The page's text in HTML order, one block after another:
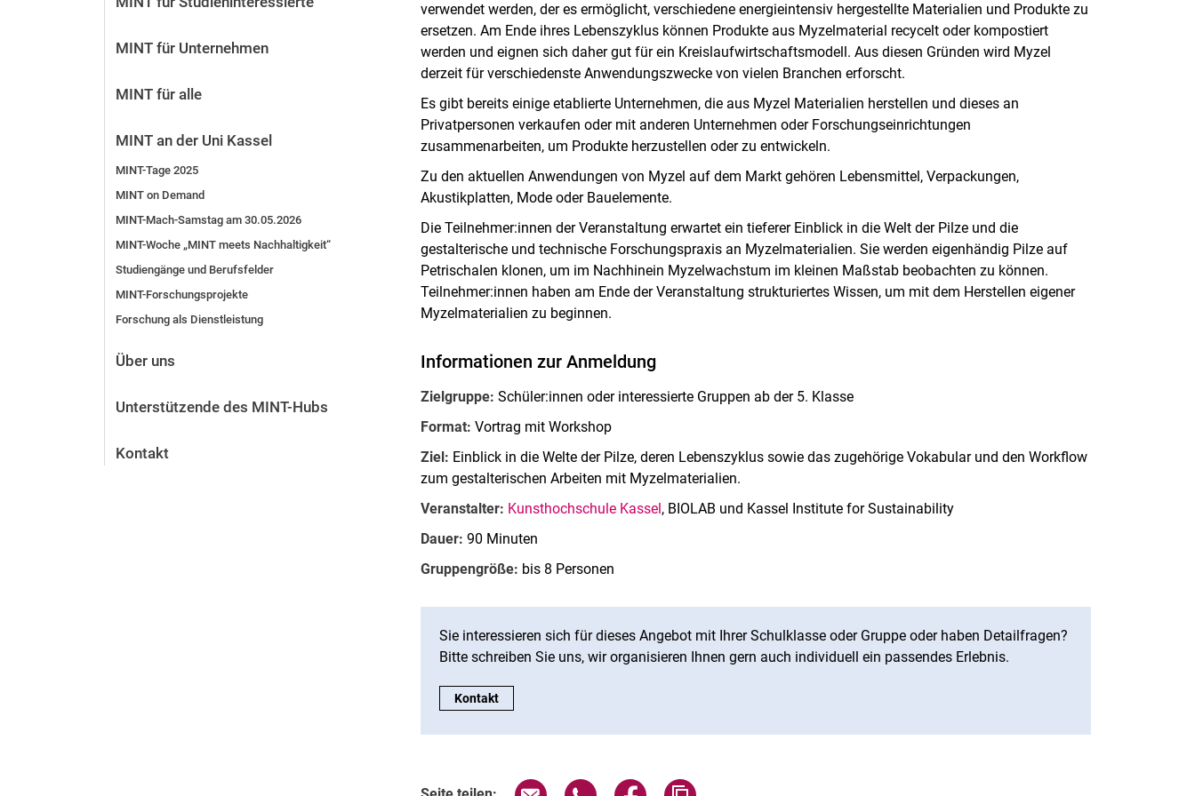
Stellenangebote
Alum­ni und Freunde
Kontakt und Standorte
Kontakt und Beratung
MINT für Unternehmen
MINT für alle
MINT an der Uni Kassel
MINT-Tage 2025
MINT on Demand
MINT-Mach-Samstag am 30.05.2026
MINT-Woche „MINT meets Nachhaltigkeit“
Studiengänge und Berufsfelder
MINT-Forschungsprojekte
Forschung als Dienstleistung
Über uns
Unterstützende des MINT-Hubs
Kontakt
verwendet werden, der es ermöglicht, verschiedene energieintensiv hergestellte Materialien und Produkte zu
ersetzen. Am Ende ihres Lebenszyklus können Produkte aus Myzelmaterial recycelt oder kompostiert
werden und eignen sich daher gut für ein Kreislaufwirtschaftsmodell. Aus diesen Gründen wird Myzel
derzeit für verschiedenste Anwendungszwecke von vielen Branchen erforscht.
Es gibt bereits einige etablierte Unternehmen, die aus Myzel Materialien herstellen und dieses an
Privatpersonen verkaufen oder mit anderen Unternehmen oder Forschungseinrichtungen
zusammenarbeiten, um Produkte herzustellen oder zu entwickeln.
Zu den aktuellen Anwendungen von Myzel auf dem Markt gehören Lebensmittel, Verpackungen,
Akustikplatten, Mode oder Bauelemente.
Die Teilnehmer:innen der Veranstaltung erwartet ein tieferer Einblick in die Welt der Pilze und die
gestalterische und technische Forschungspraxis an Myzelmaterialien. Sie werden eigenhändig Pilze auf
Petrischalen klonen, um im Nachhinein Myzelwachstum im kleinen Maßstab beobachten zu können.
Teilnehmer:innen haben am Ende der Veranstaltung strukturiertes Wissen, um mit dem Herstellen eigener
Myzelmaterialien zu beginnen.
Informationen zur Anmeldung
Zielgruppe: Schüler:innen oder interessierte Gruppen ab der 5. Klasse
Format:Vortrag mit Workshop
Ziel: Einblick in die Welte der Pilze, deren Lebenszyklus sowie das zugehörige Vokabular und den Workflow
zum gestalterischen Arbeiten mit Myzelmaterialien.
Veranstalter: Kunsthochschule Kassel, BIOLAB und Kassel Institute for Sustainability
Dauer: 90 Minuten
Gruppengröße: bis 8 Personen
Sie interessieren sich für dieses Angebot mit Ihrer Schulklasse oder Gruppe oder haben Detailfragen?
Bitte schreiben Sie uns, wir organisieren Ihnen gern auch individuell ein passendes Erlebnis.
CTA:
Kontakt
Seite über E-Mail teilen
Seite über WhatsApp teilen (externer Link, öffnet neues Fenster)
Seite über Facebook teilen (externer Link, öffnet neues Fenster)